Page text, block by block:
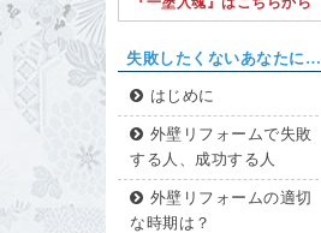
失敗したくないあなたに…
はじめに
外壁リフォームで失敗
する人、成功する人
外壁リフォームの適切
な時期は？